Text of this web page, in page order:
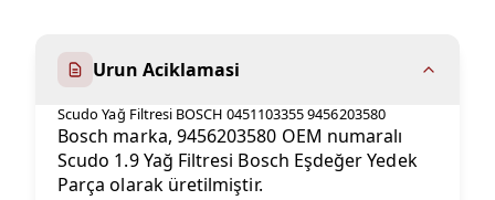
Urun Aciklamasi
Scudo Yağ Filtresi BOSCH 0451103355 9456203580
Bosch marka, 9456203580 OEM numaralı
Scudo 1.9 Yağ Filtresi Bosch Eşdeğer Yedek
Parça olarak üretilmiştir.